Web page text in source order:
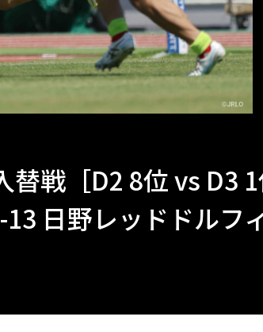
戦［D2 8位 vs D3
日野レッドドルフィ